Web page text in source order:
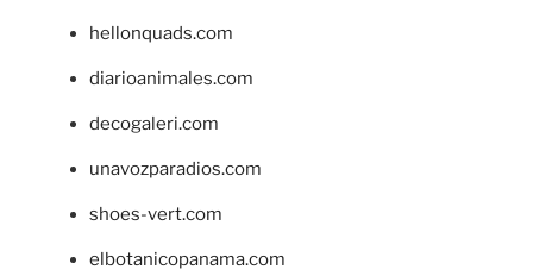
hellonquads.com
diarioanimales.com
decogaleri.com
unavozparadios.com
shoes-vert.com
elbotanicopanama.com